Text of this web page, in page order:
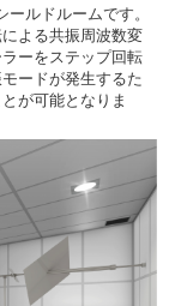
ルドルームです。
よる共振周波数変
ーをステップ回転
ードが発生するた
が可能となりま